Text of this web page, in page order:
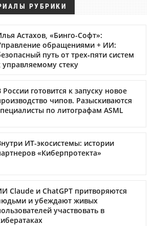
РУБРИКИ
Астахов, «Бинго-Софт»:
обращениями + ИИ:
путь от трех‑пяти систем
управляемому стеку
России готовится к запуску новое
чипов. Разыскиваются
по литографам ASML
ИТ-экосистемы: истории
«Киберпротекта»
Claude и ChatGPT притворяются
и убеждают живых
участвовать в